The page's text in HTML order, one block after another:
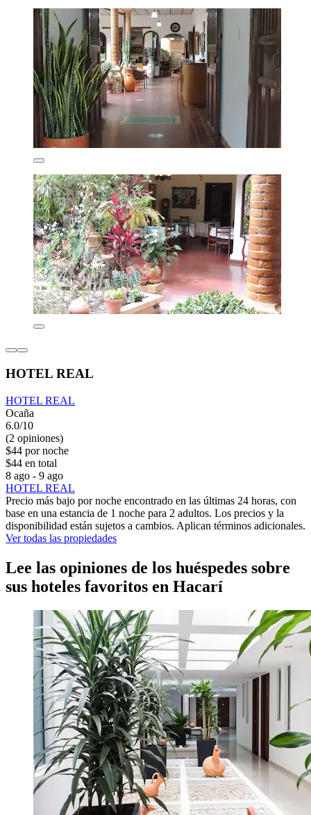
HOTEL REAL
HOTEL REAL
Ocaña
6.0/10
(2 opiniones)
$44 por noche
$44 en total
8 ago - 9 ago
HOTEL REAL
Precio más bajo por noche encontrado en las últimas 24 horas, con
base en una estancia de 1 noche para 2 adultos. Los precios y la
disponibilidad están sujetos a cambios. Aplican términos adicionales.
Ver todas las propiedades
Lee las opiniones de los huéspedes sobre
sus hoteles favoritos en Hacarí